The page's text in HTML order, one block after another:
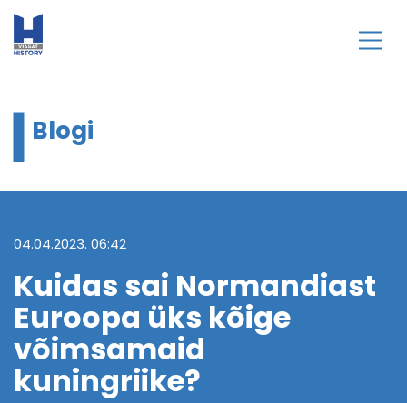
Blogi
04.04.2023. 06:42
Kuidas sai Normandiast
Euroopa üks kõige
võimsamaid
kuningriike?